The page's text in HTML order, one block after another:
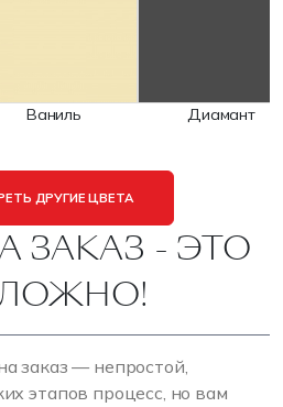
Ваниль Диамант
ДРУГИЕ ЦВЕТА
ЗАКАЗ - ЭТО
заказ — непростой,
этапов процесс, но вам